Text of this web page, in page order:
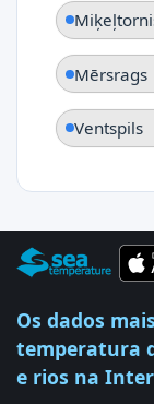
Mērsrags
Ventspils
Os dados
temperatura
e rios na